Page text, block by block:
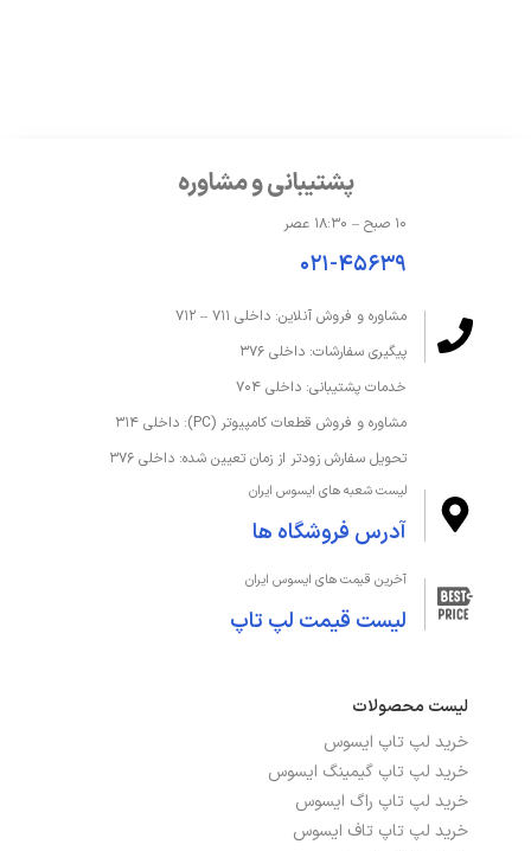
دارد
صدا و دوربین
2 بلندگو 2 وات
جک هدفون/ میکروفون
بدنه، طراحی و اقلام همراه
71.48x(46.56-59.56)x24.5 سانتی متر
مشکی
پشتیبانی و مشاوره
۱۰ صبح – ۱۸:۳۰ عصر
۰۲۱-۴۵۶۳۹
مشاوره و فروش آنلاین: داخلی ۷۱۱ – ۷۱۲
پیگیری سفارشات: داخلی ۳۷۶
خدمات پشتیبانی: داخلی ۷۰۴
مشاوره و فروش قطعات کامپیوتر (PC): داخلی ۳۱۴
تحویل سفارش زودتر از زمان تعیین شده: داخلی ۳۷۶
لیست شعبه های ایسوس ایران
آدرس فروشگاه ها
آخرین قیمت های ایسوس ایران
لیست قیمت لپ تاپ
لیست محصولات
خرید لپ تاپ ایسوس
خرید لپ تاپ گیمینگ ایسوس
خرید لپ تاپ راگ ایسوس
خرید لپ تاپ تاف ایسوس